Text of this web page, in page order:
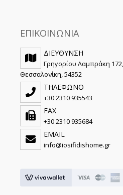
ΕΠΙΚΟΙΝΩΝΙΑ
ΔΙΕΥΘΥΝΣΗ
Γρηγορίου Λαμπράκη
Θεσσαλονίκη, 54352
ΤΗΛΕΦΩΝΟ
+30 2310 935543
FAX
+30 2310 935684
EMAIL
info@iosifidishome.gr